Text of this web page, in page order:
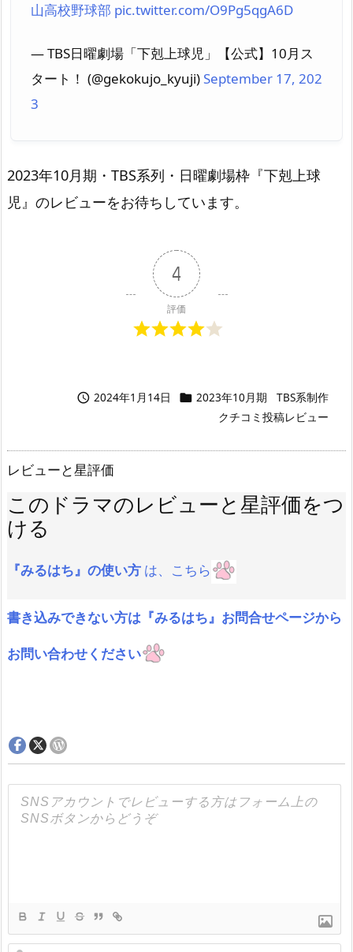
山高校野球部 pic.twitter.com/O9Pg5qgA6D
— TBS日曜劇場「下剋上球児」【公式】10月ス
タート！ (@gekokujo_kyuji) September 17, 202
3
2023年10月期・TBS系列・日曜劇場枠『下剋上球
児』のレビューをお待ちしています。
4
評価
 2024年1月14日  2023年10月期
TBS系制作
クチコミ投稿レビュー
レビューと星評価
このドラマのレビューと星評価をつ
ける
『みるはち』の使い方 は、こちら
書き込みできない方は『みるはち』お問合せページから
お問い合わせください